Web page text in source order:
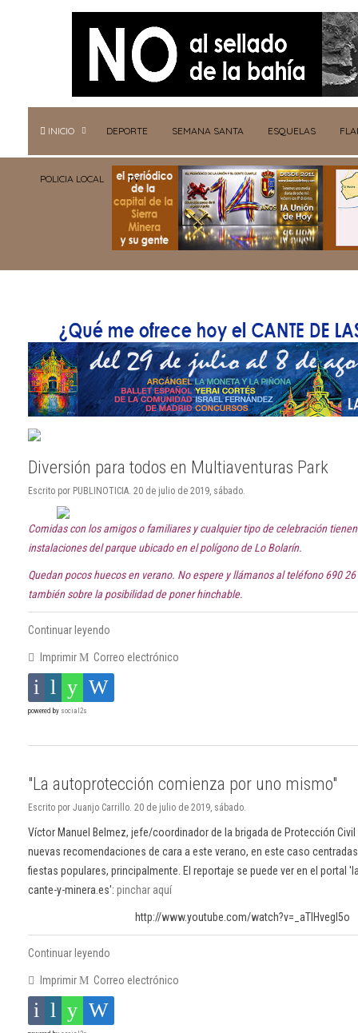
INICIO DEPORTE SEMANA SANTA ESQUELAS
POLICIA LOCAL TV
Diversión para todos en Multiaventuras Park
Escrito por PUBLINOTICIA. 20 de julio de 2019, sábado.
Comidas con los amigos o familiares y cualquier tipo de celebración
instalaciones del parque ubicado en el polígono de Lo Bolarín.
Quedan pocos huecos en verano. No espere y llámanos al teléfono 690
también sobre la posibilidad de poner hinchable.
Continuar leyendo
Imprimir Correo electrónico
powered by social2s
"La autoprotección comienza por uno mismo"
Escrito por Juanjo Carrillo. 20 de julio de 2019, sábado.
Víctor Manuel Belmez, jefe/coordinador de la brigada de Protección
nuevas recomendaciones de cara a este verano, en este caso
fiestas populares, principalmente. El reportaje se puede ver en el portal
cante-y-minera.es': pinchar aquí
http://www.youtube.com/watch?v=_aTlHvegl5o
Continuar leyendo
Imprimir Correo electrónico